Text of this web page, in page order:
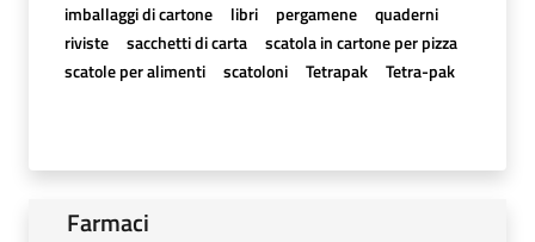
imballaggi di cartone
libri pergamene
quaderni
riviste
sacchetti di carta
scatola in cartone per pizza
scatole per alimenti
scatoloni Tetrapak Tetra-pak
Farmaci